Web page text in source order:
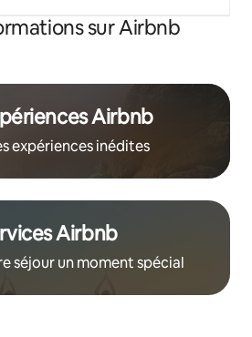
sur Airbnb
Airbnb
expériences inédites
Airbnb
séjour un moment spécial